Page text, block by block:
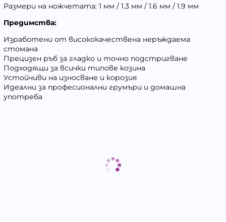
Размери на ножчетата: 1 мм / 1.3 мм / 1.6 мм / 1.9 мм
Предимства:
Изработени от висококачествена неръждаема
стомана
Прецизен ръб за гладко и точно подстригване
Подходящи за всички типове козина
Устойчиви на износване и корозия
Идеални за професионални грумъри и домашна
употреба